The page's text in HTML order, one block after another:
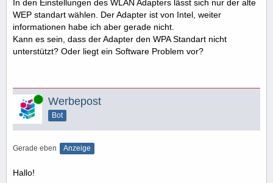
In den Einstellungen des WLAN Adapters lässt sich nur der alte
WEP standart wählen. Der Adapter ist von Intel, weiter
informationen habe ich aber gerade nicht.
Kann es sein, dass der Adapter den WPA Standart nicht
unterstützt? Oder liegt ein Software Problem vor?
Online Werbepost
Bot
Gerade eben Anzeige
Hallo!